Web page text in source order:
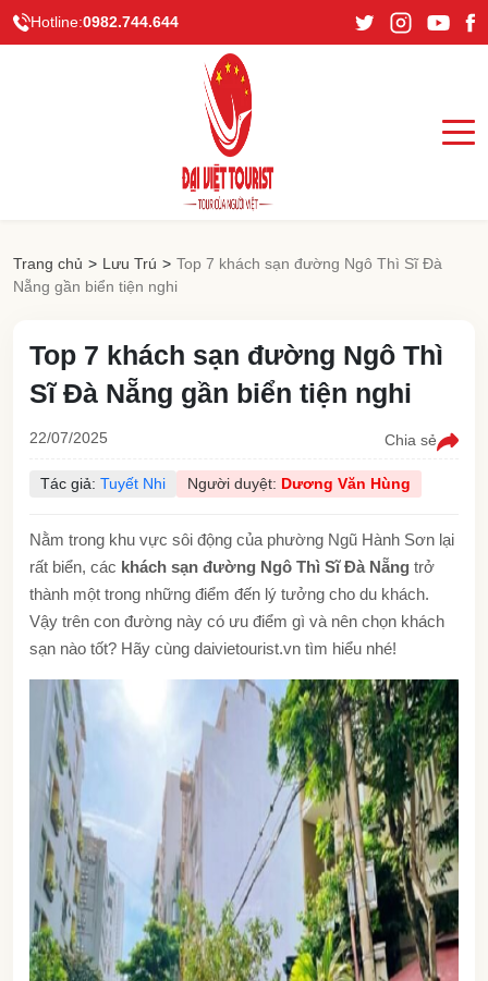
Hotline:0982.744.644
Trang chủ > Lưu Trú > Top 7 khách sạn đường Ngô Thì Sĩ Đà
Nẵng gần biển tiện nghi
Top 7 khách sạn đường Ngô Thì
Sĩ Đà Nẵng gần biển tiện nghi
22/07/2025 Chia sẻ
Tác giả: Tuyết Nhi Người duyệt: Dương Văn Hùng
Nằm trong khu vực sôi động của phường Ngũ Hành Sơn lại
rất biển, các khách sạn đường Ngô Thì Sĩ Đà Nẵng trở
thành một trong những điểm đến lý tưởng cho du khách.
Vậy trên con đường này có ưu điểm gì và nên chọn khách
sạn nào tốt? Hãy cùng daivietourist.vn tìm hiểu nhé!